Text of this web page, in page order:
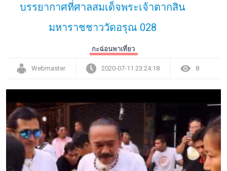
บรรยากาศที่ศาลสมเด็จพระเจ้าตากสิน
มหาราชชาววัดอรุณ 028
กะฉ่อนพาเที่ยว
Webmaster 2020-07-11 23:24:18 8